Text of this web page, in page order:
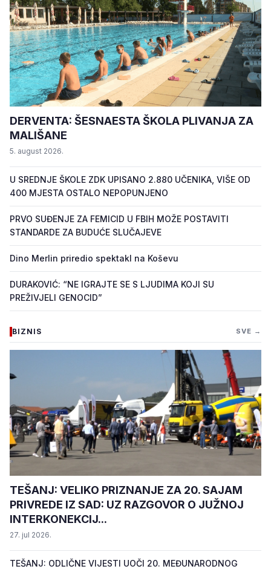
DERVENTA: ŠESNAESTA ŠKOLA PLIVANJA ZA
MALIŠANE
5. august 2026.
U SREDNJE ŠKOLE ZDK UPISANO 2.880 UČENIKA, VIŠE OD
400 MJESTA OSTALO NEPOPUNJENO
PRVO SUĐENJE ZA FEMICID U FBIH MOŽE POSTAVITI
STANDARDE ZA BUDUĆE SLUČAJEVE
Dino Merlin priredio spektakl na Koševu
DURAKOVIĆ: “NE IGRAJTE SE S LJUDIMA KOJI SU
PREŽIVJELI GENOCID”
BIZNIS SVE →
TEŠANJ: VELIKO PRIZNANJE ZA 20. SAJAM
PRIVREDE IZ SAD: UZ RAZGOVOR O JUŽNOJ
INTERKONEKCIJ...
27. jul 2026.
TEŠANJ: ODLIČNE VIJESTI UOČI 20. MEĐUNARODNOG